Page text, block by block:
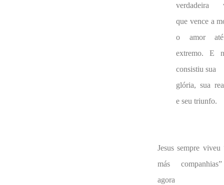
verdadeira
que vence a
o amor
extremo. E
consistiu sua
glória, sua
e seu triunfo.
Jesus sempre viveu
más
agora